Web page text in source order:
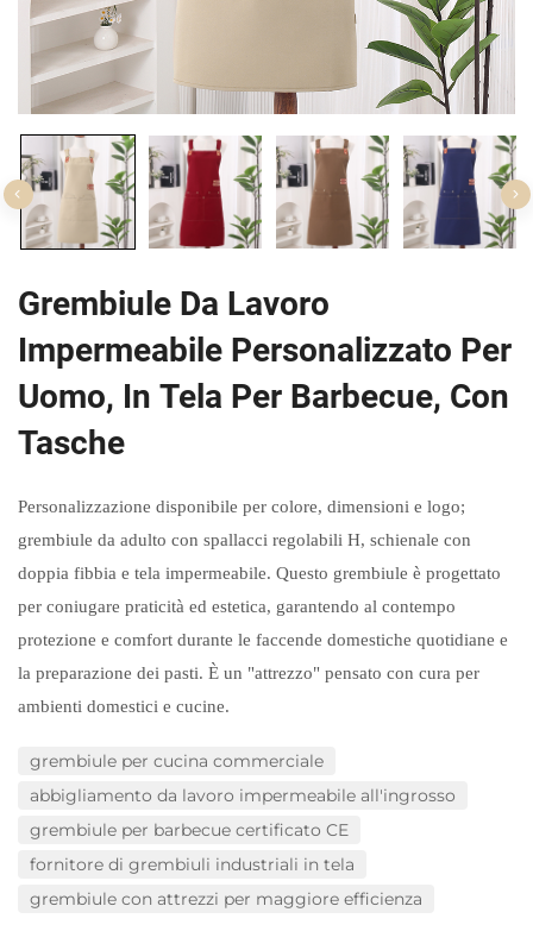
Grembiule Da Lavoro
Impermeabile Personalizzato Per
Uomo, In Tela Per Barbecue, Con
Tasche
Personalizzazione disponibile per colore, dimensioni e logo;
grembiule da adulto con spallacci regolabili H, schienale con
doppia fibbia e tela impermeabile. Questo grembiule è progettato
per coniugare praticità ed estetica, garantendo al contempo
protezione e comfort durante le faccende domestiche quotidiane e
la preparazione dei pasti. È un "attrezzo" pensato con cura per
ambienti domestici e cucine.
grembiule per cucina commerciale
abbigliamento da lavoro impermeabile all'ingrosso
grembiule per barbecue certificato CE
fornitore di grembiuli industriali in tela
grembiule con attrezzi per maggiore efficienza